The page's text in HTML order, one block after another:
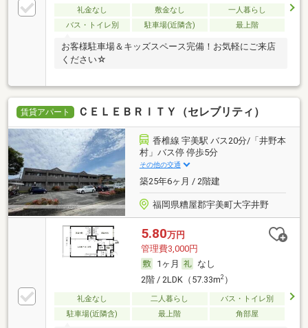
礼金なし 敷金なし
一人暮らし
バス・トイレ別
駐車場(近隣含) 最上階
お客様駐車場＆キッズスペース完備！お気軽にご来店
ください☆
賃貸アパート ＣＥＬＥＢＲＩＴＹ（セレブリティ）
香椎線 宇美駅 バス20分/「井野本
村」バス停 停歩5分
その他の交通
築25年6ヶ月 / 2階建
福岡県糟屋郡宇美町大字井野
5.80万円
管理費3,000円
1ヶ月
なし
2階 / 2LDK（57.33m2）
礼金なし 二人暮らし
バス・トイレ別
駐車場(近隣含)
最上階 角部屋